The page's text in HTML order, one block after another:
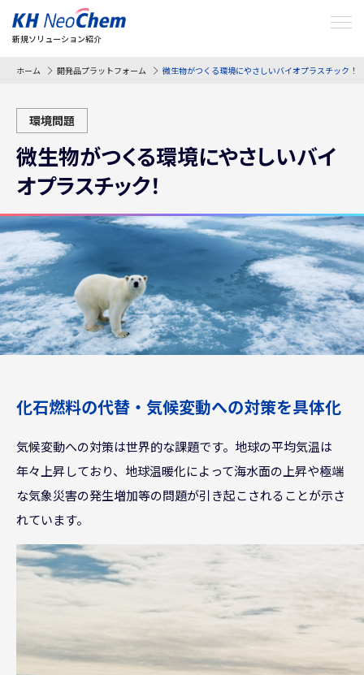
新規ソリューション紹介
ホーム 開発品プラットフォーム 微生物がつくる環境にやさしいバイオプラスチック！
環境問題
微生物がつくる環境にやさしいバイ
オプラスチック！
化石燃料の代替・気候変動への対策を具体化
気候変動への対策は世界的な課題です。地球の平均気温は
年々上昇しており、地球温暖化によって海水面の上昇や極端
な気象災害の発生増加等の問題が引き起こされることが示さ
れています。